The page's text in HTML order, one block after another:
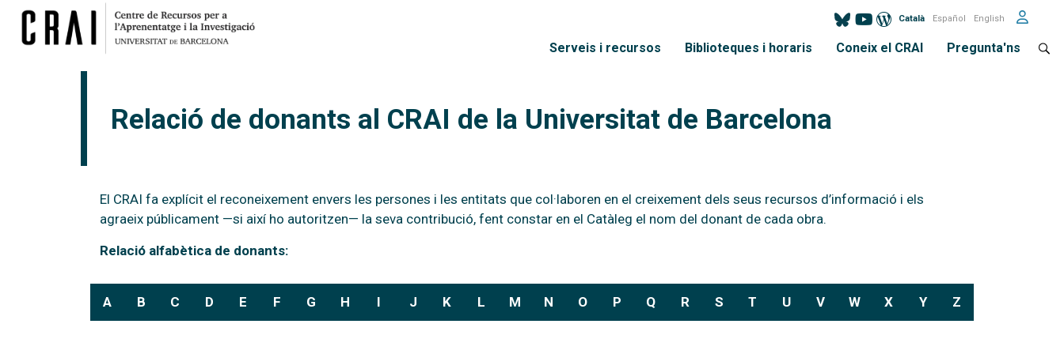
Català Español English
Menú principal
Serveis i recursos Biblioteques i horaris Coneix el CRAI Pregunta'ns
Relació de donants al CRAI de la Universitat de Barcelona
El CRAI fa explícit el reconeixement envers les persones i les entitats que col·laboren en el creixement dels seus recursos d’informació i els
agraeix públicament —si així ho autoritzen— la seva contribució, fent constar en el Catàleg el nom del donant de cada obra.
Relació alfabètica de donants:
A B C D E F G H I J K L M N O P Q R S T U V W X Y Z